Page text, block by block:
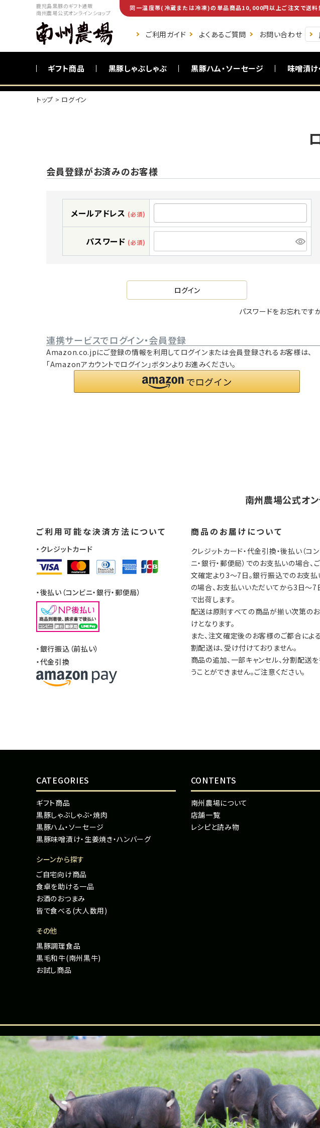
鹿児島黒豚のギフト通販
南州農場公式オンラインショップ
同一温度帯(冷蔵または冷凍)の単品商品10,000円以上ご注文で送料
ご利用ガイド よくあるご質問 お問い合わせ
ギフト商品 黒豚しゃぶしゃぶ 黒豚ハム・ソーセージ 味噌漬け
トップ ログイン
会員登録がお済みのお客様
メールアドレス (必須)
パスワード (必須)
ログイン
パスワードをお忘れです
連携サービスでログイン・会員登録
Amazon.co.jpにご登録の情報を利用してログインまたは会員登録されるお客様は、
「Amazonアカウントでログイン」ボタンよりお進みください。
南州農場公式オン
ご利用可能な決済方法について
・クレジットカード
・後払い（コンビニ・銀行・郵便局）
・銀行振込（前払い）
・代金引換
商品のお届けについて
クレジットカード・代金引換・後払い（コ
ニ・銀行・郵便局）でのお支払いの場合、
文確定より3～7日。銀行振込でのお支払
の場合、お支払いいただいてから3日～7
で出荷します。
配送は原則すべての商品が揃い次第の
けとなります。
また、注文確定後のお客様のご都合によ
割配送は、受け付けておりません。
商品の追加、一部キャンセル、分割配送
うことができません。ご注意ください。
CATEGORIES
ギフト商品
黒豚しゃぶしゃぶ・焼肉
黒豚ハム・ソーセージ
黒豚味噌漬け・生姜焼き・ハンバーグ
シーンから探す
ご自宅向け商品
食卓を助ける一品
お酒のおつまみ
皆で食べる(大人数用)
その他
黒豚調理食品
黒毛和牛(南州黒牛)
お試し商品
CONTENTS
南州農場について
店舗一覧
レシピと読み物